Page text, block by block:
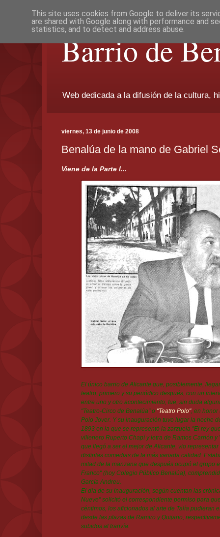
Barrio de
Web dedicada a la difusión de la cultura,
viernes, 13 de junio de 2008
Benalúa de la mano de Gabriel
Viene de la Parte I...
El único barrio de Alicante que, posiblemente,
teatro, primero y su periódico después, con un
entre uno y otro acontecimiento, fue, sin duda
"Teatro-Circo de Benalúa" o "Teatro Polo", en honor
Polo Jover. Y su inauguración tuvo lugar la noche
1893 en la que se representó la zarzuela "El rey
villenero Ruperto Chapí y letra de Ramos Carrión y
que llegó a ser el mejor de Alicante, vio
distintas comedias de la más variada calidad.
mitad de la manzana que después ocupó el grupo
Franco" (hoy Colegio Público Benalúa),
García Andreu.
El día de su inauguración, según cuentan las
Nueve" solicitó el correspondiente permiso para
céntimos, los aficionados al arte de Talía pudieran
desde las plazas de Ramiro y Quijano,
subidos al tranvía.
This site uses cookies from Google to deliver its
are shared with Google along with performance and
statistics, and to detect and address abuse.